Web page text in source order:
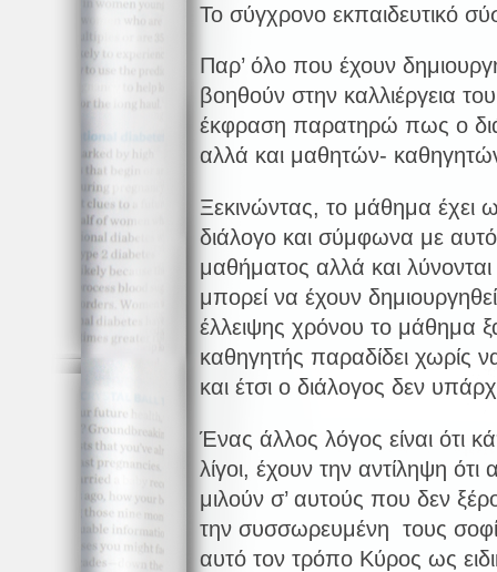
Το σύγχρονο εκπαιδευτικό
Παρ’ όλο που έχουν
βοηθούν στην καλλιέργεια
έκφραση παρατηρώ πως ο
αλλά και μαθητών- καθηγητών
Ξεκινώντας, το μάθημα έχει
διάλογο και σύμφωνα με
μαθήματος αλλά και
μπορεί να έχουν
έλλειψης χρόνου το μάθημα
καθηγητής παραδίδει χωρίς
και έτσι ο διάλογος δεν
Ένας άλλος λόγος είναι ότι
λίγοι, έχουν την αντίληψη ότι
μιλούν σ’ αυτούς που δεν
την συσσωρευμένη τους
αυτό τον τρόπο Κύρος ως